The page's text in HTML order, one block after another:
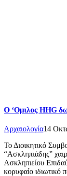
Ο ‘Ομιλος HHG
Αρχαιολογία14
Το Διοικητικό
“Ασκληπιάδης”
Ασκληπιείου
κορυφαίο ιδιωτικό